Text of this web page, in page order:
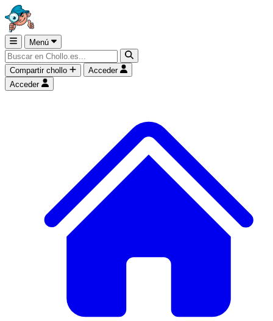
Menú
Compartir chollo
Acceder
Acceder